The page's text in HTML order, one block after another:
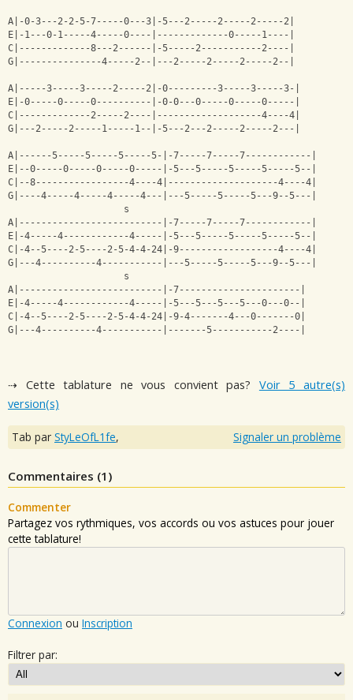
A|-0-3---2-2-5-7-----0---3|-5---2-----2-----2-----2|
E|-1---0-1-----4-----0----|-------------0-----1----|
C|-------------8---2------|-5-----2-----------2----|
G|---------------4-----2--|---2-----2-----2-----2--|
A|-----3-----3-----2-----2|-0---------3-----3-----3-|
E|-0-----0-----0----------|-0-0---0-----0-----0-----|
C|-------------2-----2----|-------------------4----4|
G|---2-----2-----1-----1--|-5---2---2-----2-----2---|
A|------5-----5-----5-----5-|-7-----7-----7------------|
E|--0-----0-----0-----0-----|-5---5-----5-----5-----5--|
C|--8-----------------4----4|--------------------4----4|
G|----4-----4-----4-----4---|---5-----5-----5---9--5---|
                     s
A|--------------------------|-7-----7-----7------------|
E|-4-----4------------4-----|-5---5-----5-----5-----5--|
C|-4--5----2-5----2-5-4-4-24|-9------------------4----4|
G|---4----------4-----------|---5-----5-----5---9--5---|
                     s
A|--------------------------|-7----------------------|
E|-4-----4------------4-----|-5---5---5---5---0---0--|
C|-4--5----2-5----2-5-4-4-24|-9-4-------4---0-------0|
G|---4----------4-----------|-------5-----------2----|
⇢ Cette tablature ne vous convient pas? Voir 5 autre(s)
version(s)
Tab par StyLeOfL1fe, Signaler un problème
Commentaires (1 )
Commenter
Partagez vos rythmiques, vos accords ou vos astuces pour jouer
cette tablature!
Connexion ou Inscription
Filtrer par: